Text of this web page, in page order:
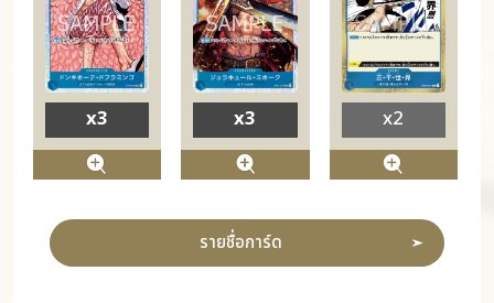
x3 x3 x2
รายชื่อการ์ด